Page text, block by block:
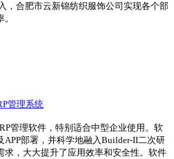
，合肥市云新锦纺织服饰公司实现各个部
管理系统
管理软件，特别适合中型企业使用。软
部署，并科学地融入Builder-II二次研
求，大大提升了应用效率和安全性。软件